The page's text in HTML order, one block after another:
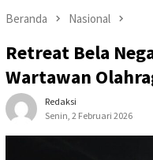
Beranda Nasional
Retreat Bela
Wartawan
Redaksi
Senin, 2 Februari 2026